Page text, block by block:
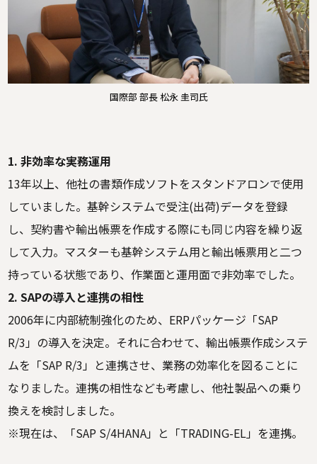
国際部 部長 松永 圭司氏
1. 非効率な実務運用
13年以上、他社の書類作成ソフトをスタンドアロンで使用
していました。基幹システムで受注(出荷)データを登録
し、契約書や輸出帳票を作成する際にも同じ内容を繰り返
して入力。マスターも基幹システム用と輸出帳票用と二つ
持っている状態であり、作業面と運用面で非効率でした。
2. SAPの導入と連携の相性
2006年に内部統制強化のため、ERPパッケージ「SAP
R/3」の導入を決定。それに合わせて、輸出帳票作成システ
ムを「SAP R/3」と連携させ、業務の効率化を図ることに
なりました。連携の相性なども考慮し、他社製品への乗り
換えを検討しました。
※現在は、「SAP S/4HANA」と「TRADING-EL」を連携。